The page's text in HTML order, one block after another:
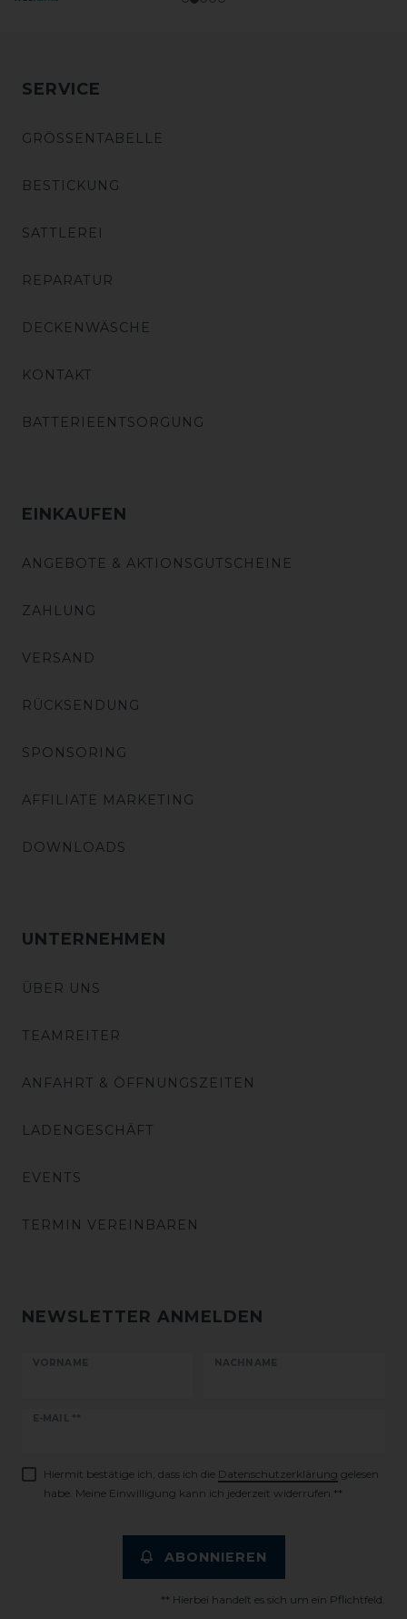
SERVICE
GRÖSSENTABELLE
BESTICKUNG
SATTLEREI
REPARATUR
DECKENWÄSCHE
KONTAKT
BATTERIEENTSORGUNG
EINKAUFEN
ANGEBOTE & AKTIONSGUTSCHEINE
ZAHLUNG
VERSAND
RÜCKSENDUNG
SPONSORING
AFFILIATE MARKETING
DOWNLOADS
UNTERNEHMEN
ÜBER UNS
TEAMREITER
ANFAHRT & ÖFFNUNGSZEITEN
LADENGESCHÄFT
EVENTS
TERMIN VEREINBAREN
NEWSLETTER ANMELDEN
VORNAME NACHNAME
E-MAIL **
Newsletter
Hiermit bestätige ich, dass ich die Daten­schutz­erklärung gelesen
habe. Meine Einwilligung kann ich jederzeit widerrufen.**
ABONNIEREN
** Hierbei handelt es sich um ein Pflichtfeld.